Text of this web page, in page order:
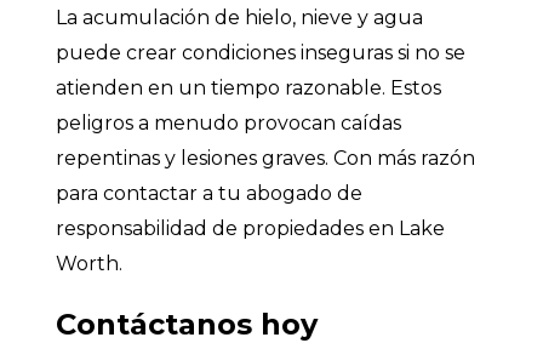
La acumulación de hielo, nieve y agua
puede crear condiciones inseguras si no se
atienden en un tiempo razonable. Estos
peligros a menudo provocan caídas
repentinas y lesiones graves. Con más razón
para contactar a tu abogado de
responsabilidad de propiedades en Lake
Worth.
Contáctanos hoy